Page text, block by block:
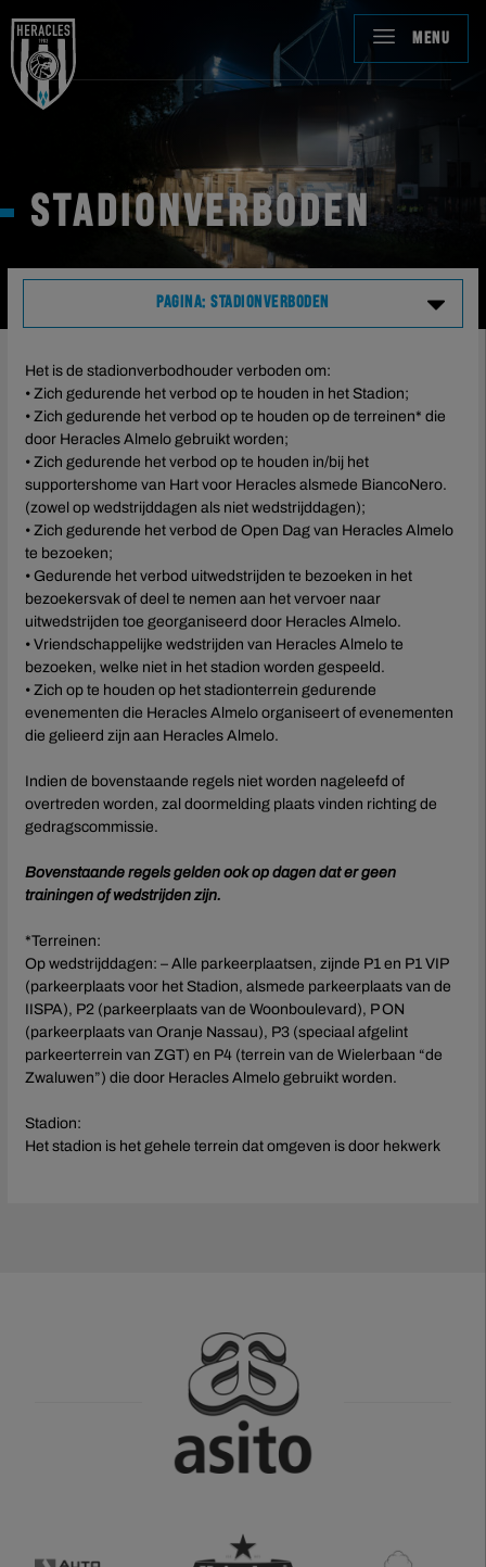
MENU
STADIONVERBODEN
PAGINA: STADIONVERBODEN
Clubinformatie
Gedragscommissie
- Stadionverboden
Perszaken
Organisatie
Fanshops
Academie
Contact
Spelersbus
Futsal
Het is de stadionverbodhouder verboden om:
• Zich gedurende het verbod op te houden in het Stadion;
• Zich gedurende het verbod op te houden op de terreinen* die
door Heracles Almelo gebruikt worden;
• Zich gedurende het verbod op te houden in/bij het
supportershome van Hart voor Heracles alsmede BiancoNero.
(zowel op wedstrijddagen als niet wedstrijddagen);
• Zich gedurende het verbod de Open Dag van Heracles Almelo
te bezoeken;
• Gedurende het verbod uitwedstrijden te bezoeken in het
bezoekersvak of deel te nemen aan het vervoer naar
uitwedstrijden toe georganiseerd door Heracles Almelo.
• Vriendschappelijke wedstrijden van Heracles Almelo te
bezoeken, welke niet in het stadion worden gespeeld.
• Zich op te houden op het stadionterrein gedurende
evenementen die Heracles Almelo organiseert of evenementen
die gelieerd zijn aan Heracles Almelo.
Indien de bovenstaande regels niet worden nageleefd of
overtreden worden, zal doormelding plaats vinden richting de
gedragscommissie.
Bovenstaande regels gelden ook op dagen dat er geen
trainingen of wedstrijden zijn.
*Terreinen:
Op wedstrijddagen: – Alle parkeerplaatsen, zijnde P1 en P1 VIP
(parkeerplaats voor het Stadion, alsmede parkeerplaats van de
IISPA), P2 (parkeerplaats van de Woonboulevard), P ON
(parkeerplaats van Oranje Nassau), P3 (speciaal afgelint
parkeerterrein van ZGT) en P4 (terrein van de Wielerbaan “de
Zwaluwen”) die door Heracles Almelo gebruikt worden.
Stadion:
Het stadion is het gehele terrein dat omgeven is door hekwerk